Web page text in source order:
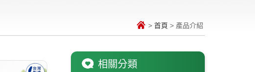
> 首頁 > 產品介紹
相關分類